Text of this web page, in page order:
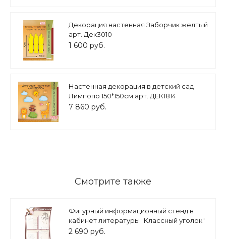
Декорация настенная Заборчик желтый
арт. Дек3010
1 600 руб.
Настенная декорация в детский сад
Лимпопо 150*150см арт. ДЕК1814
7 860 руб.
Смотрите также
Фигурный информационный стенд в
кабинет литературы "Классный уголок"
0,6*0,9м 4 кармана А4 арт. Ш1601
2 690 руб.